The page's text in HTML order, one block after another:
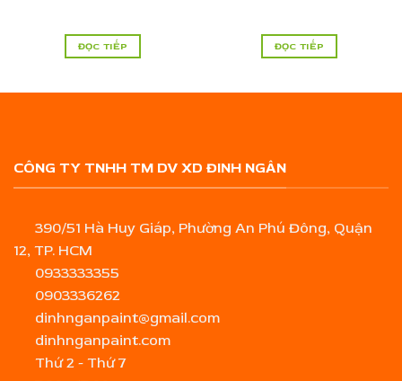
ĐỌC TIẾP ĐỌC TIẾP
CÔNG TY TNHH TM DV XD ĐINH NGÂN
390/51 Hà Huy Giáp, Phường An Phú Đông, Quận
12, TP. HCM
0933333355
0903336262
dinhnganpaint@gmail.com
dinhnganpaint.com
Thứ 2 - Thứ 7